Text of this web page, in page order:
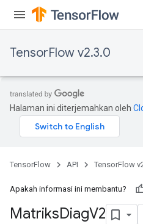
TensorFlow v2.3.0
Halaman ini diterjemahkan oleh
TensorFlow API TensorFlow
Apakah informasi ini membantu?
MatriksDiagV2